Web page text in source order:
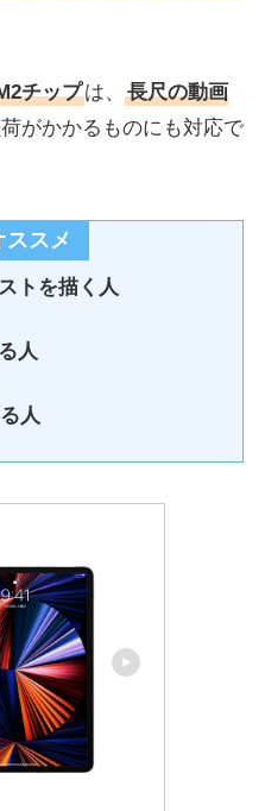
チップは、
長尺の動画
がかかるものにも対応で
スメ
トを描く人
人
人